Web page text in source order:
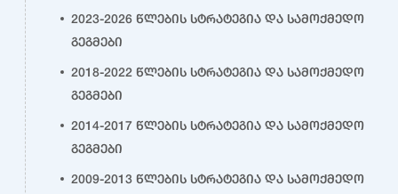
2023-2026 წლების სტრატეგია და სამოქმედო
გეგმები
2018-2022 წლების სტრატეგია და სამოქმედო
გეგმები
2014-2017 წლების სტრატეგია და სამოქმედო
გეგმები
2009-2013 წლების სტრატეგია და სამოქმედო